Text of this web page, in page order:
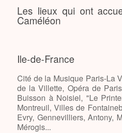
Les lieux qui ont
Caméléon
Ile-de-France
Cité de la Musique Paris-La
de la Villette, Opéra de
Buisson à Noisiel, "Le
Montreuil, Villes de
Evry, Gennevilliers, Antony,
Mérogis...